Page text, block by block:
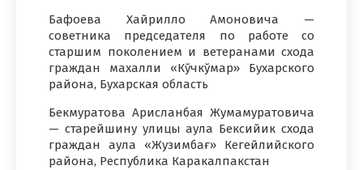
Бафоева Хайрилло Амоновича —
советника председателя по работе со
старшим поколением и ветеранами схода
граждан махалли «Кўчкўмар» Бухарского
района, Бухарская область
Бекмуратова Арисланбая Жумамуратовича
— старейшину улицы аула Бексийик схода
граждан аула «Жузимбағ» Кегейлийского
района, Республика Каракалпакстан